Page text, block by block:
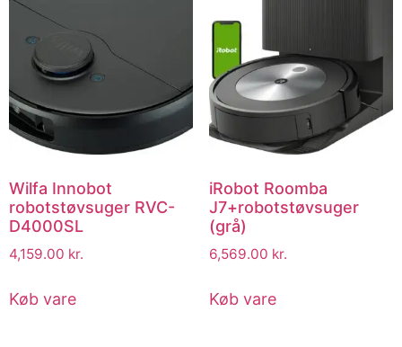
Wilfa Innobot
robotstøvsuger RVC-
D4000SL
4,159.00 kr.
Køb vare
iRobot Roomba
J7+robotstøvsuger
(grå)
6,569.00 kr.
Køb vare